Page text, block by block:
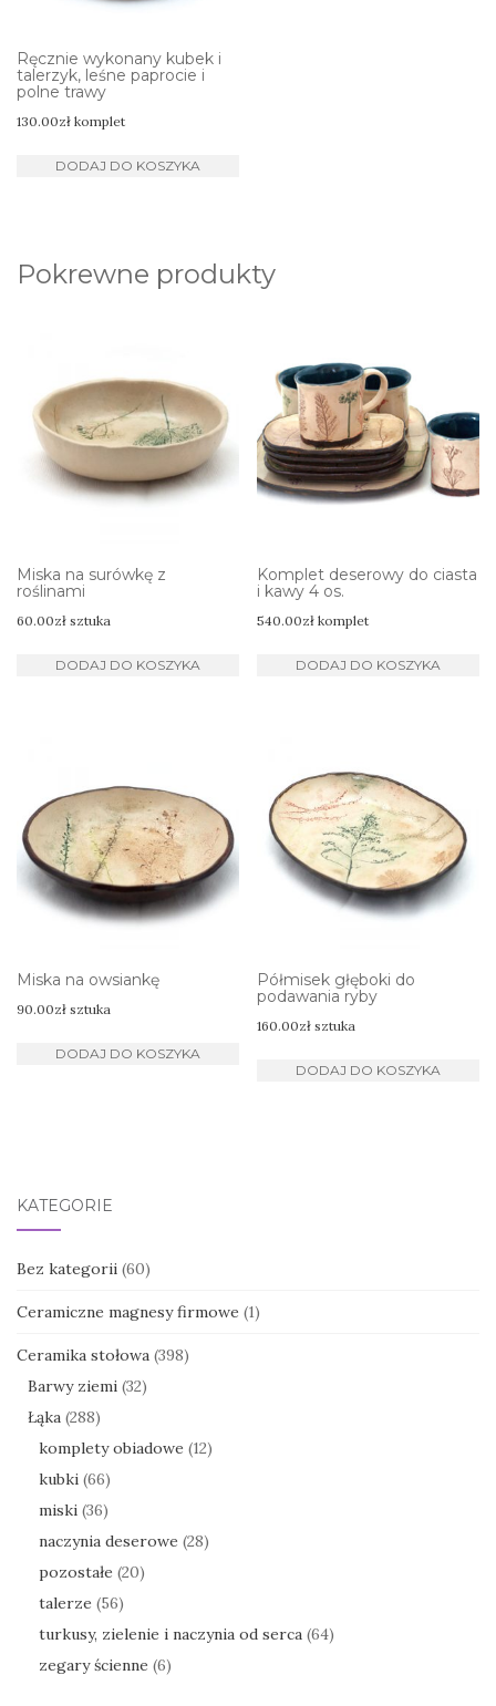
Ręcznie wykonany kubek i
talerzyk, leśne paprocie i
polne trawy
130.00zł komplet
DODAJ DO KOSZYKA
Pokrewne produkty
Miska na surówkę z
roślinami
60.00zł sztuka
DODAJ DO KOSZYKA
Komplet deserowy do ciasta
i kawy 4 os.
540.00zł komplet
DODAJ DO KOSZYKA
Miska na owsiankę
90.00zł sztuka
DODAJ DO KOSZYKA
Półmisek głęboki do
podawania ryby
160.00zł sztuka
DODAJ DO KOSZYKA
KATEGORIE
Bez kategorii (60)
Ceramiczne magnesy firmowe (1)
Ceramika stołowa (398)
Barwy ziemi (32)
Łąka (288)
komplety obiadowe (12)
kubki (66)
miski (36)
naczynia deserowe (28)
pozostałe (20)
talerze (56)
turkusy, zielenie i naczynia od serca (64)
zegary ścienne (6)